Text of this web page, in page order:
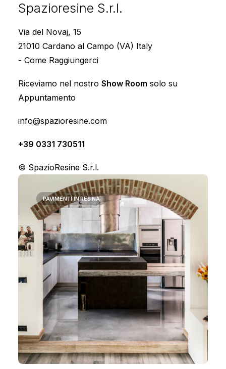
Spazioresine S.r.l.
Via del Novaj, 15
21010 Cardano al Campo (VA) Italy
- Come Raggiungerci
Riceviamo nel nostro Show Room solo su
Appuntamento
info@spazioresine.com
+39 0331 730511
© SpazioResine S.r.l.
possibile realizzare ogni tipo di ambiente e di
renderlo unico, pratico e igienico. La resina
epossidica ho infatti moltissime proprietà che
la rendono uno dei materiali migliori in
assoluto per pavimentazioni e rivestimenti sia
Mostra i filtri
PAVIMENTI IN RESINA